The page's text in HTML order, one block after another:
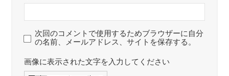
次回のコメントで使用するためブラウザーに自分
の名前、メールアドレス、サイトを保存する。
画像に表示された文字を入力してください